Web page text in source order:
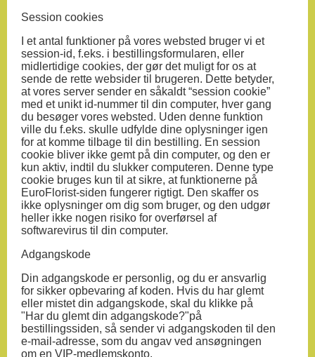
Session cookies
I et antal funktioner på vores websted bruger vi et
session-id, f.eks. i bestillingsformularen, eller
midlertidige cookies, der gør det muligt for os at
sende de rette websider til brugeren. Dette betyder,
at vores server sender en såkaldt “session cookie”
med et unikt id-nummer til din computer, hver gang
du besøger vores websted. Uden denne funktion
ville du f.eks. skulle udfylde dine oplysninger igen
for at komme tilbage til din bestilling. En session
cookie bliver ikke gemt på din computer, og den er
kun aktiv, indtil du slukker computeren. Denne type
cookie bruges kun til at sikre, at funktionerne på
EuroFlorist-siden fungerer rigtigt. Den skaffer os
ikke oplysninger om dig som bruger, og den udgør
heller ikke nogen risiko for overførsel af
softwarevirus til din computer.
Adgangskode
Din adgangskode er personlig, og du er ansvarlig
for sikker opbevaring af koden. Hvis du har glemt
eller mistet din adgangskode, skal du klikke på
"Har du glemt din adgangskode?"på
bestillingssiden, så sender vi adgangskoden til den
e-mail-adresse, som du angav ved ansøgningen
om en VIP-medlemskonto.